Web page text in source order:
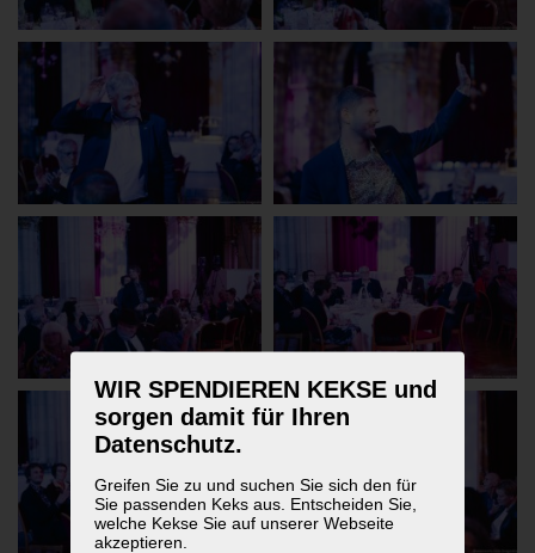
WIR SPENDIEREN KEKSE und
sorgen damit für Ihren
Datenschutz.
Greifen Sie zu und suchen Sie sich den für
Sie passenden Keks aus. Entscheiden Sie,
welche Kekse Sie auf unserer Webseite
akzeptieren.